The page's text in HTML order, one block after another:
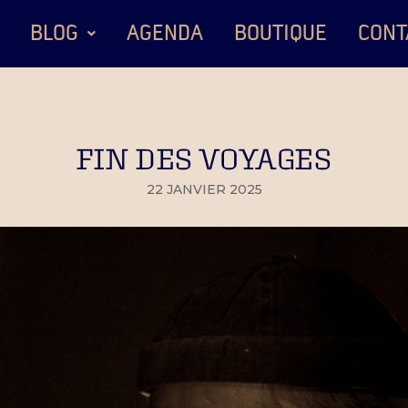
BLOG AGENDA BOUTIQUE
FIN DES VOYAGES
22 JANVIER 2025